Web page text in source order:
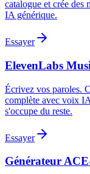
catalogue et crée
IA générique.
Essayer
ElevenLabs
Écrivez vos paroles.
complète avec voix
s'occupe du reste.
Essayer
Générateur